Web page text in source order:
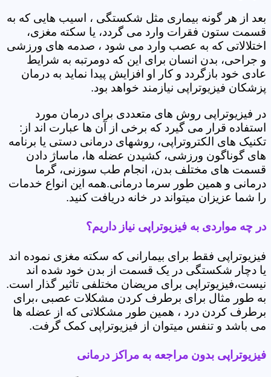
بعد از هر گونه بیماری مثل شکستگی ، اسیب هایی که به
قسمت ستون فقرات وارد می گردد، یا سکته مغزی،
اختلالاتی که به عصب وارد می شود ، صدمه های ورزشی
و جراحی، بدن انسان برای این که دومرتبه به شرایط
عادی خود بازگردد و کار او افزایش پیدا نماید به درمان
پزشکان فیزیوتراپی نیازمند خواهد بود.
در فیزیوتراپی روش های متعددی برای درمان مورد
استفاده قرار می گیرد که برخی از آن ها عبارت اند از:
تکنیک های الکتروتراپی، روشهای درمانی دستی یا برنامه
های گوناگون ورزشی، کشیدن عضله ها، ماساژ دادن
قسمت های مختلف بدن، انجام طب سوزنی، گرما
درمانی و همین طور سرما درمانی.همه این انواع خدمات
را شما عزیزان میتواند در خانه دریافت کنید.
در چه مواردی به فیزیوتراپی نیاز داریم؟
فیزیوتراپی فقط برای بیمارانی که سکته مغزی نموده اند
یا دچار شکستگی در یک قسمت از بدن خود شده اند
نیست،فیزیوتراپی برای مریضان مختلفی تاثیر گذار است.
به طور مثال برای برطرف کردن مشکلات عصبی ،برای
برطرف کردن درد ، همین طور مشکلاتی که از عضله ها
می باشد و تنفس میتوان از فیزیوتراپی کمک گرفت.
فیزیوتراپی بدون مراجعه به مراکز درمانی